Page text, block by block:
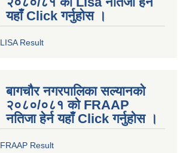
यहाँ Click गर्नुहोस ।
LISA Result
बागचौर नगरपालिका सल्यानको
२०८०/०८१ को FRAAP
नतिजा हेर्न यहाँ Click गर्नुहोस ।
FRAAP Result